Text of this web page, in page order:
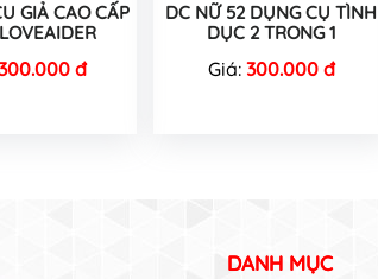
GIẢ CAO CẤP
đ
DC NỮ 52 DỤNG CỤ TÌNH
DỤC 2 TRONG 1
Giá: 300.000 đ
DANH MỤC